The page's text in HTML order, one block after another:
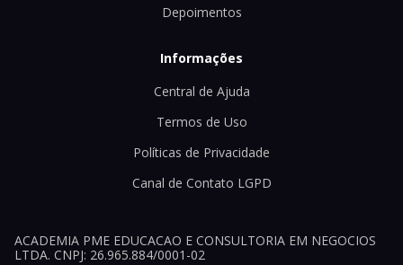
Depoimentos
Informações
Central de Ajuda
Termos de Uso
Políticas de Privacidade
Canal de Contato LGPD
ACADEMIA PME EDUCACAO E CONSULTORIA EM NEGOCIOS
LTDA. CNPJ: 26.965.884/0001-02